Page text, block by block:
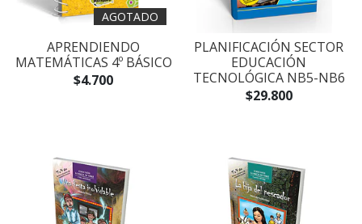
AGOTADO
APRENDIENDO
MATEMÁTICAS 4º BÁSICO
$4.700
PLANIFICACIÓN SECTOR
EDUCACIÓN
TECNOLÓGICA NB5-NB6
$29.800